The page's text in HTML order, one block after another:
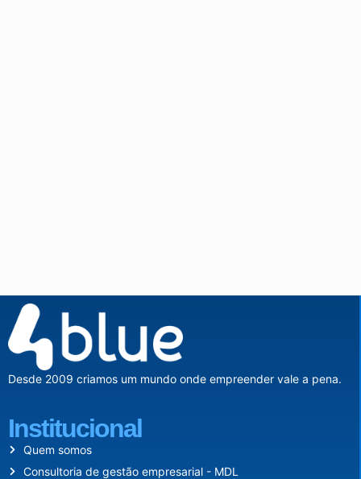
Desde 2009 criamos um mundo onde empreender vale a pena.
Institucional
Quem somos
Consultoria de gestão empresarial - MDL